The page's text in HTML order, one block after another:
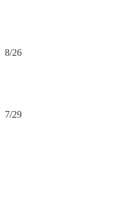
8/26
7/29